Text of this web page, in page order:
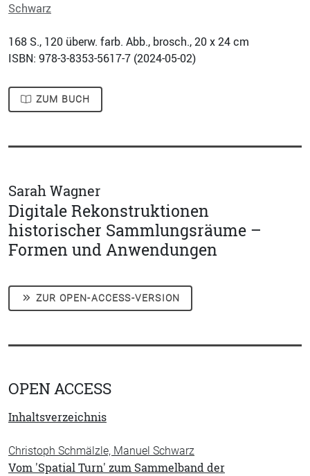
Schwarz
168 S., 120 überw. farb. Abb., brosch., 20 x 24 cm
ISBN: 978-3-8353-5617-7 (2024-05-02)
ZUM BUCH
Sarah Wagner
Digitale Rekonstruktionen
historischer Sammlungsräume –
Formen und Anwendungen
ZUR OPEN-ACCESS-VERSION
OPEN ACCESS
Inhaltsverzeichnis
Christoph Schmälzle, Manuel Schwarz
Vom 'Spatial Turn' zum Sammelband der